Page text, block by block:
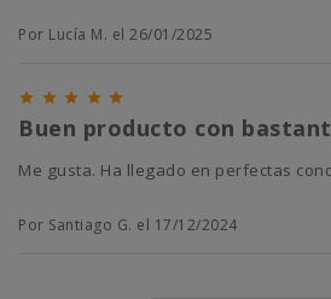
Por Lucía M. el 26/01/2025
    
Buen producto con
Me gusta. Ha llegado en perfectas
Por Santiago G. el 17/12/2024